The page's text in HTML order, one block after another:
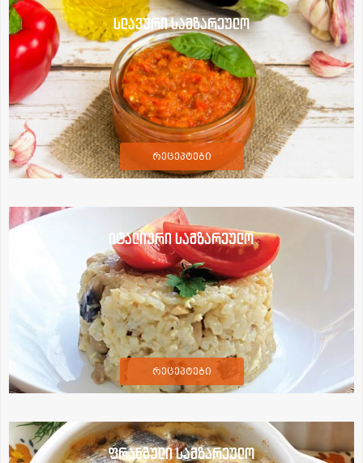
სლავური სამზარეულო
რეცეპტები
იტალიური სამზარეულო
რეცეპტები
ფრანგული სამზარეულო